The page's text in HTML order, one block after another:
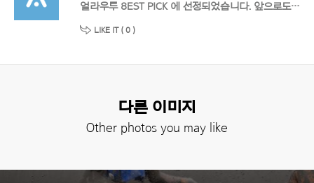
얼라우투 8EST PICK 에 선정되었습니다. 앞으로도 멋진 작품 기대할게요!
LIKE IT ( 0 )
다른 이미지
Other photos you may like